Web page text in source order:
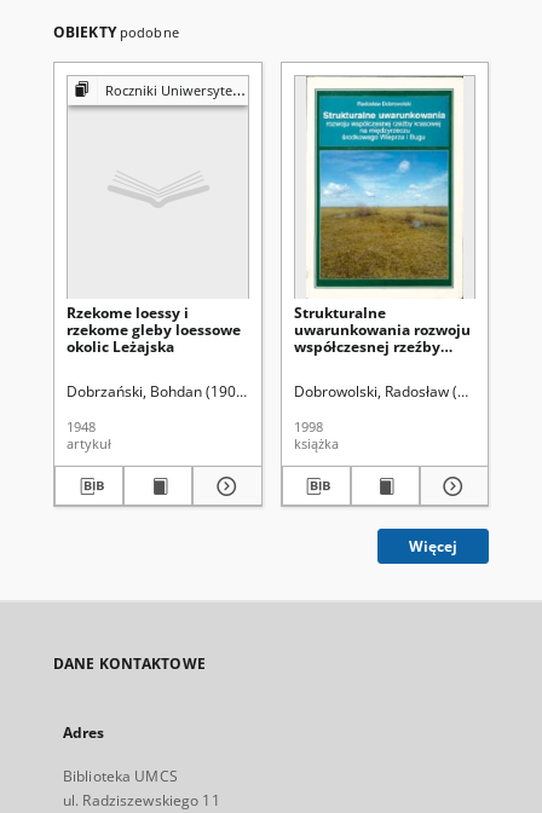
OBIEKTY podobne
Roczniki Uniwersytetu Marii Curie-Skłodowskiej w Lublinie. Dział B, Geografia, Geologia, Mineralogia i Petrografia
Rzekome loessy i
rzekome gleby loessowe
okolic Leżajska
Dobrzański, Bohdan (1909-1987) Malicki, Adam (1907-1981)
1948
artykuł
Strukturalne
uwarunkowania rozwoju
współczesnej rzeźby
środkowego Wieprza i
Dobrowolski, Radosław (1964-)
1998
książka
Więcej
DANE KONTAKTOWE
Adres
Biblioteka UMCS
ul. Radziszewskiego 11